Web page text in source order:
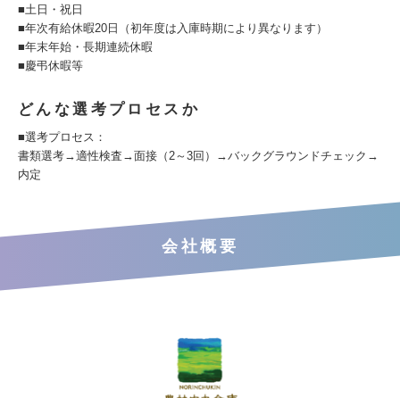
■土日・祝日
■年次有給休暇20日（初年度は入庫時期により異なります）
■年末年始・長期連続休暇
■慶弔休暇等
どんな選考プロセスか
■選考プロセス：
書類選考→適性検査→面接（2～3回）→バックグラウンドチェック→
内定
会社概要